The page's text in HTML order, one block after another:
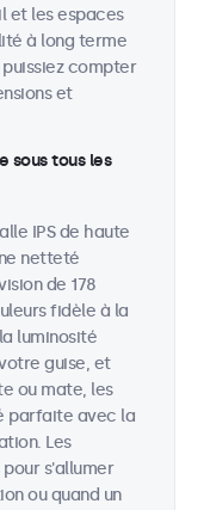
et les espaces
à long terme
compter
et
sous tous les
IPS de haute
netteté
de 178
fidèle à la
luminosité
guise, et
ou mate, les
parfaite avec la
Les
s'allumer
ou quand un